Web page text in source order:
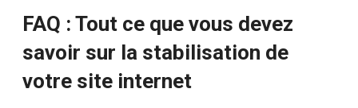
FAQ : Tout ce que vous devez
savoir sur la stabilisation de
votre site internet